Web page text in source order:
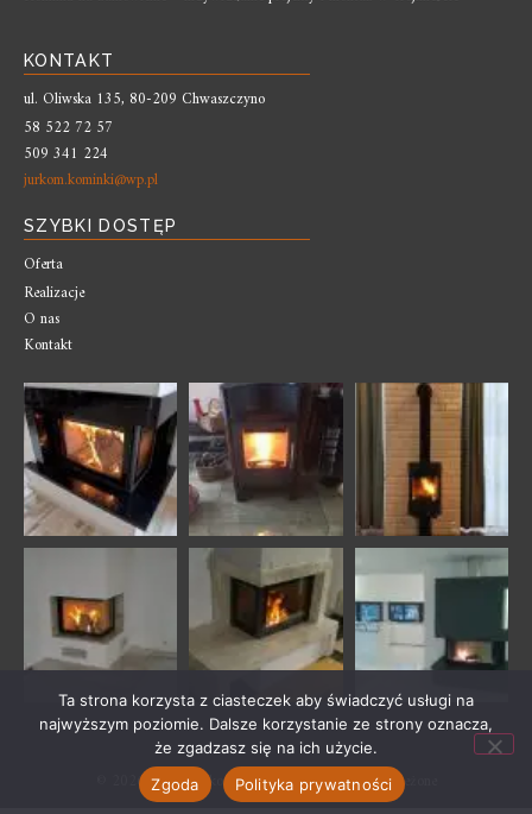
KONTAKT
ul. Oliwska 135, 80-209 Chwaszczyno
58 522 72 57
509 341 224
jurkom.kominki@wp.pl
SZYBKI DOSTĘP
Oferta
Realizacje
O nas
Kontakt
© 2026 – Jurkom kominki – wszelkie prawa zastrzeżone
Ta strona korzysta z ciasteczek aby świadczyć usługi na
najwyższym poziomie. Dalsze korzystanie ze strony oznacza,
że zgadzasz się na ich użycie.
Zgoda
Polityka prywatności